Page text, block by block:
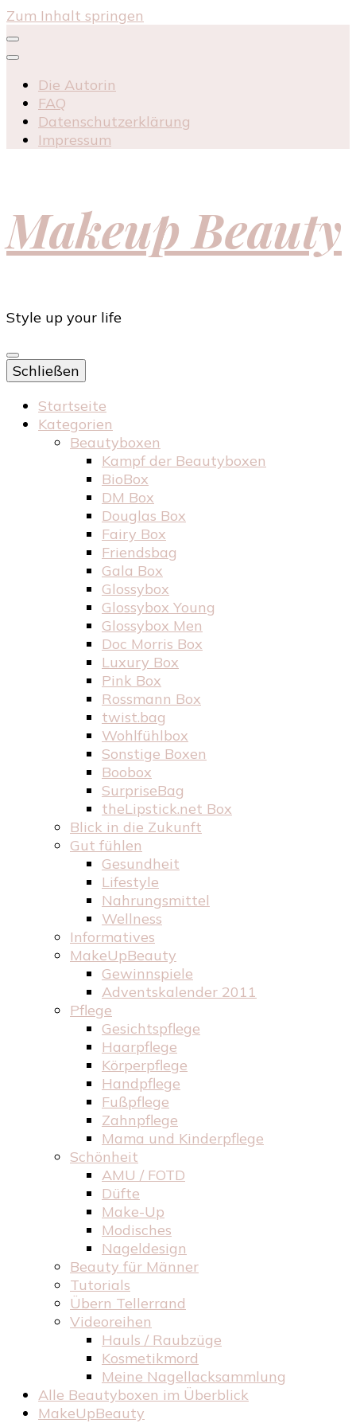
Zum Inhalt springen
Die Autorin
FAQ
Datenschutzerklärung
Impressum
Makeup Beauty
Style up your life
Schließen
Startseite
Kategorien
Beautyboxen
Kampf der Beautyboxen
BioBox
DM Box
Douglas Box
Fairy Box
Friendsbag
Gala Box
Glossybox
Glossybox Young
Glossybox Men
Doc Morris Box
Luxury Box
Pink Box
Rossmann Box
twist.bag
Wohlfühlbox
Sonstige Boxen
Boobox
SurpriseBag
theLipstick.net Box
Blick in die Zukunft
Gut fühlen
Gesundheit
Lifestyle
Nahrungsmittel
Wellness
Informatives
MakeUpBeauty
Gewinnspiele
Adventskalender 2011
Pflege
Gesichtspflege
Haarpflege
Körperpflege
Handpflege
Fußpflege
Zahnpflege
Mama und Kinderpflege
Schönheit
AMU / FOTD
Düfte
Make-Up
Modisches
Nageldesign
Beauty für Männer
Tutorials
Übern Tellerrand
Videoreihen
Hauls / Raubzüge
Kosmetikmord
Meine Nagellacksammlung
Alle Beautyboxen im Überblick
MakeUpBeauty